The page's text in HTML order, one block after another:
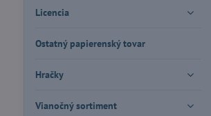
Licencia
Ostatný papierenský tovar
Hračky
Vianočný sortiment